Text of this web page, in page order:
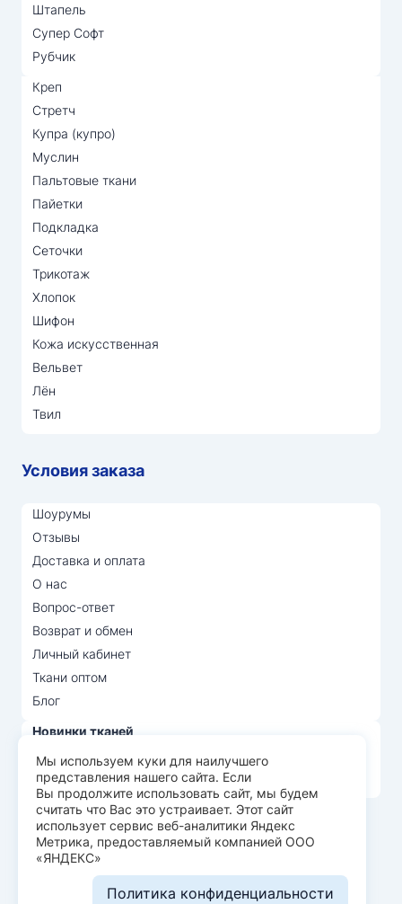
Штапель
Супер Софт
Рубчик
Креп
Стретч
Купра (купро)
Муслин
Пальтовые ткани
Пайетки
Подкладка
Сеточки
Трикотаж
Хлопок
Шифон
Кожа искусственная
Вельвет
Лён
Твил
Условия заказа
Шоурумы
Отзывы
Доставка и оплата
О нас
Вопрос-ответ
Возврат и обмен
Личный кабинет
Ткани оптом
Блог
Новинки тканей
Распродажа тканей
Лидеры продаж
© Арт Текс — продажа тканей оптом, 2026
Пользовательское соглашение
Политика конфиденциальности
Мы используем куки для наилучшего
представления нашего сайта. Если
Вы продолжите использовать сайт, мы будем
считать что Вас это устраивает. Этот сайт
использует сервис веб-аналитики Яндекс
Метрика, предоставляемый компанией ООО
«ЯНДЕКС»
Политика конфиденциальности